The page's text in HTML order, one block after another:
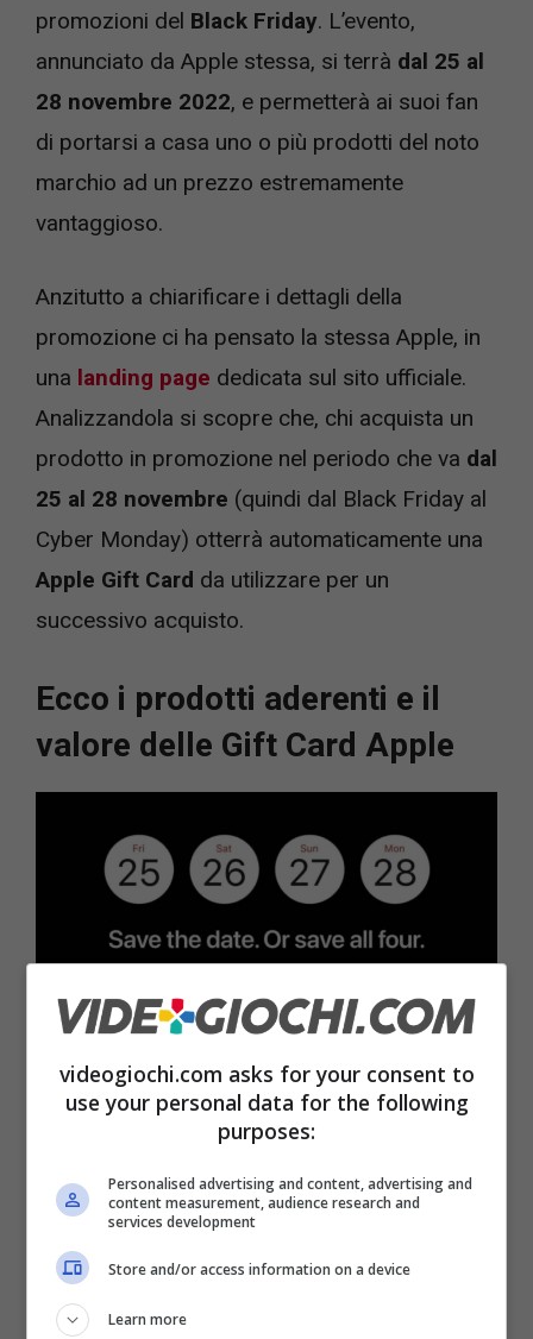
promozioni del Black Friday. L’evento,
annunciato da Apple stessa, si terrà dal 25 al
28 novembre 2022, e permetterà ai suoi fan
di portarsi a casa uno o più prodotti del noto
marchio ad un prezzo estremamente
vantaggioso.
Anzitutto a chiarificare i dettagli della
promozione ci ha pensato la stessa Apple, in
una landing page dedicata sul sito ufficiale.
Analizzandola si scopre che, chi acquista un
prodotto in promozione nel periodo che va dal
25 al 28 novembre (quindi dal Black Friday al
Cyber Monday) otterrà automaticamente una
Apple Gift Card da utilizzare per un
successivo acquisto.
Ecco i prodotti aderenti e il
valore delle Gift Card Apple
Apple Black Friday 2022
Di seguito gli importi delle Gift Card regalate
da Apple a seconda del prodotto acquistato:
iPhone 13, iPhone 13 mini, iPhone 12 o
videogiochi.com asks for your consent to
use your personal data for the following
purposes:
Personalised advertising and content, advertising and
content measurement, audience research and
services development
Store and/or access information on a device
Learn more